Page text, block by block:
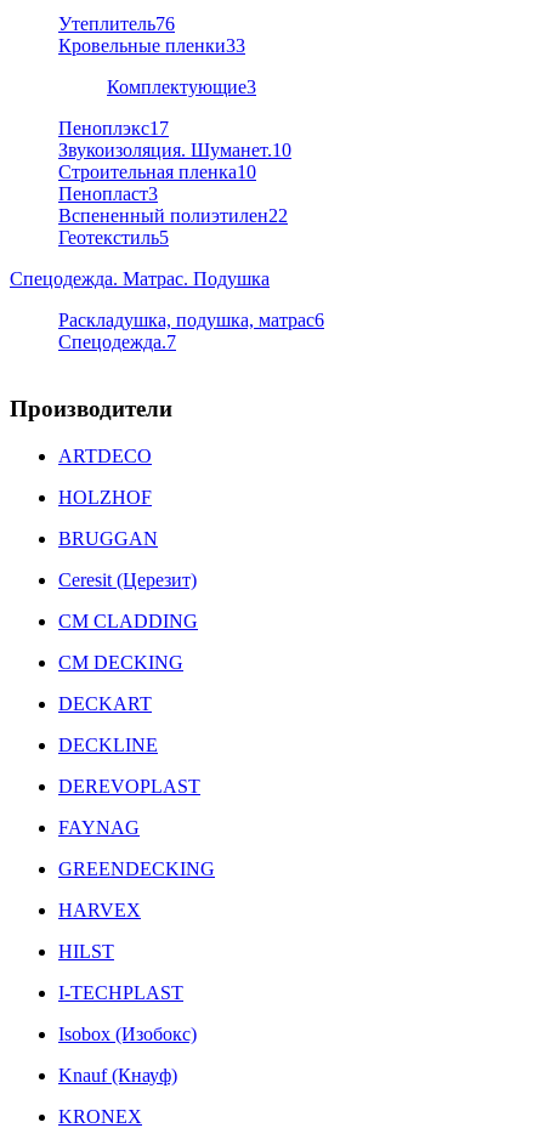
Утеплитель76
Кровельные пленки33
Комплектующие3
Пеноплэкс17
Звукоизоляция. Шуманет.10
Строительная пленка10
Пенопласт3
Вспененный полиэтилен22
Геотекстиль5
Спецодежда. Матрас. Подушка
Раскладушка, подушка, матрас6
Спецодежда.7
Производители
ARTDECO
HOLZHOF
BRUGGAN
Ceresit (Церезит)
CM CLADDING
CM DECKING
DECKART
DECKLINE
DEREVOPLAST
FAYNAG
GREENDECKING
HARVEX
HILST
I-TECHPLAST
Isobox (Изобокс)
Knauf (Кнауф)
KRONEX